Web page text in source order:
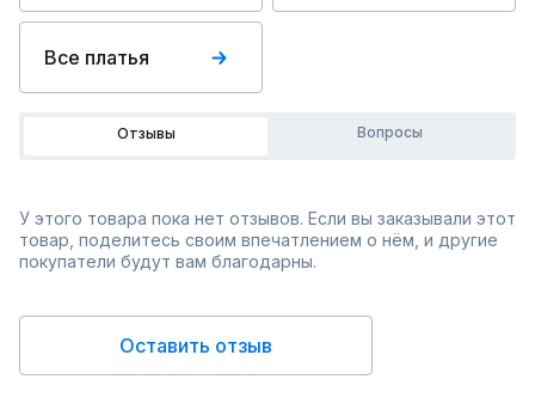
Все платья
Отзывы Вопросы
У этого товара пока нет отзывов. Если вы заказывали этот
товар, поделитесь своим впечатлением о нём, и другие
покупатели будут вам благодарны.
Оставить отзыв